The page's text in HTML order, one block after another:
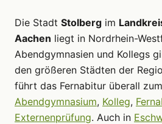
Die Stadt Stolberg im
Aachen liegt in Nordrhein-
Abendgymnasien und Kollegs
den größeren Städten der
führt das Fernabitur überall
Abendgymnasium, Kolleg,
Externenprüfung. Auch in